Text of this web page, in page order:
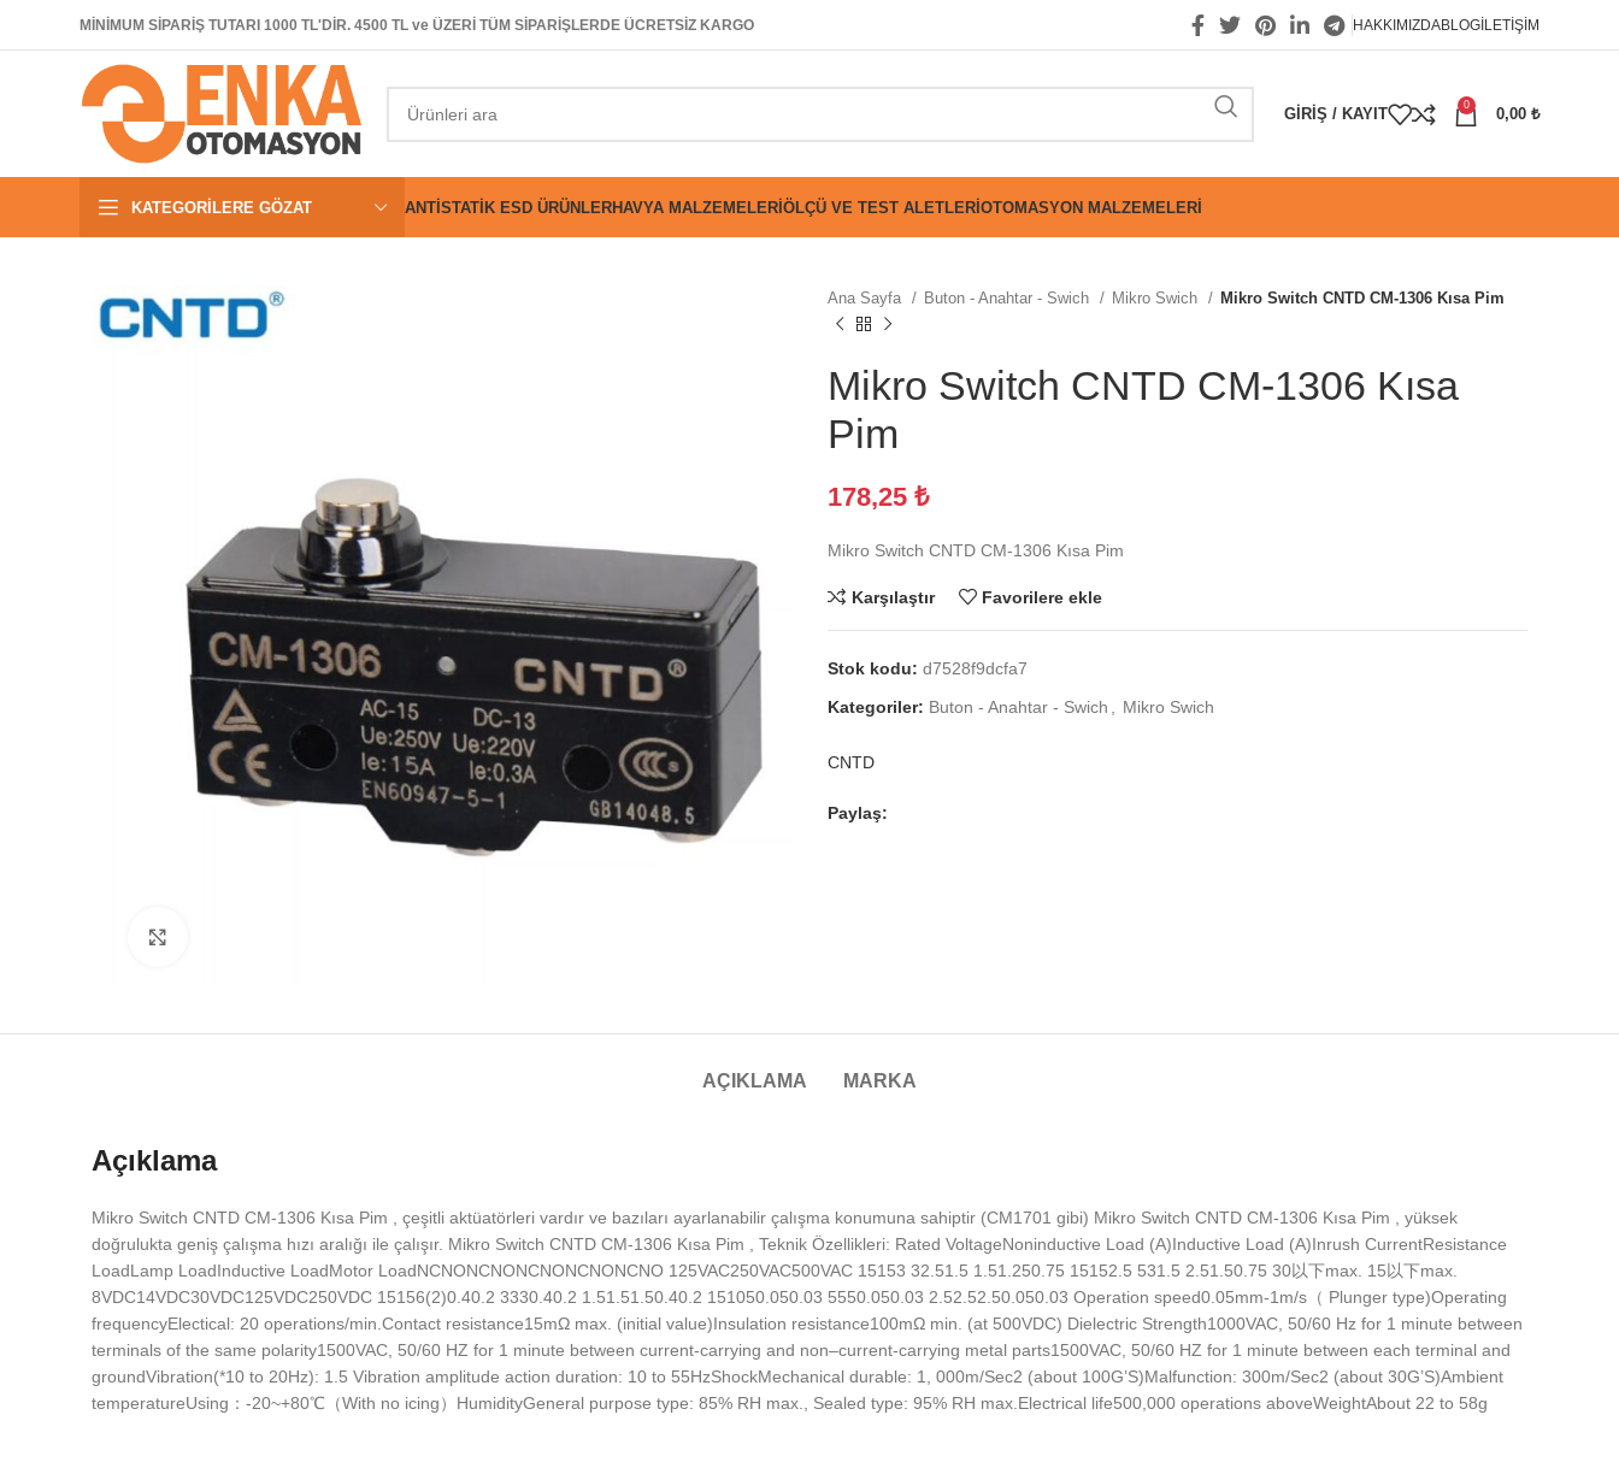
MİNİMUM SİPARİŞ TUTARI 1000 TL'DİR. 4500 TL ve ÜZERİ TÜM SİPARİŞLERDE ÜCRETSİZ KARGO HAKKIMIZDABLOGİLETIŞIM
GIRIŞ / KAYIT
0
0,00 ₺
KATEGORILERE GÖZAT ANTISTATIK ESD ÜRÜNLERHAVYA MALZEMELERIÖLÇÜ VE TEST ALETLERIOTOMASYON MALZEMELERI
Ana Sayfa Buton - Anahtar - Swich Mikro Swich Mikro Switch CNTD CM-1306 Kısa Pim
Mikro Switch CNTD CM-1306 Kısa
Pim
178,25 ₺
Mikro Switch CNTD CM-1306 Kısa Pim
Karşılaştır Favorilere ekle
Stok kodu: d7528f9dcfa7
Kategoriler: Buton - Anahtar - Swich Mikro Swich
CNTD
Paylaş:
AÇIKLAMA MARKA
Açıklama
Mikro Switch CNTD CM-1306 Kısa Pim , çeşitli aktüatörleri vardır ve bazıları ayarlanabilir çalışma konumuna sahiptir (CM1701 gibi) Mikro Switch CNTD CM-1306 Kısa Pim , yüksek
doğrulukta geniş çalışma hızı aralığı ile çalışır. Mikro Switch CNTD CM-1306 Kısa Pim , Teknik Özellikleri: Rated VoltageNoninductive Load (A)Inductive Load (A)Inrush CurrentResistance
LoadLamp LoadInductive LoadMotor LoadNCNONCNONCNONCNONCNO 125VAC250VAC500VAC 15153 32.51.5 1.51.250.75 15152.5 531.5 2.51.50.75 30以下max. 15以下max.
8VDC14VDC30VDC125VDC250VDC 15156(2)0.40.2 3330.40.2 1.51.51.50.40.2 151050.050.03 5550.050.03 2.52.52.50.050.03 Operation speed0.05mm-1m/s（ Plunger type)Operating
frequencyElectical: 20 operations/min.Contact resistance15mΩ max. (initial value)Insulation resistance100mΩ min. (at 500VDC) Dielectric Strength1000VAC, 50/60 Hz for 1 minute between
terminals of the same polarity1500VAC, 50/60 HZ for 1 minute between current-carrying and non–current-carrying metal parts1500VAC, 50/60 HZ for 1 minute between each terminal and
groundVibration(*10 to 20Hz): 1.5 Vibration amplitude action duration: 10 to 55HzShockMechanical durable: 1, 000m/Sec2 (about 100G’S)Malfunction: 300m/Sec2 (about 30G’S)Ambient
temperatureUsing：-20~+80℃（With no icing）HumidityGeneral purpose type: 85% RH max., Sealed type: 95% RH max.Electrical life500,000 operations aboveWeightAbout 22 to 58g